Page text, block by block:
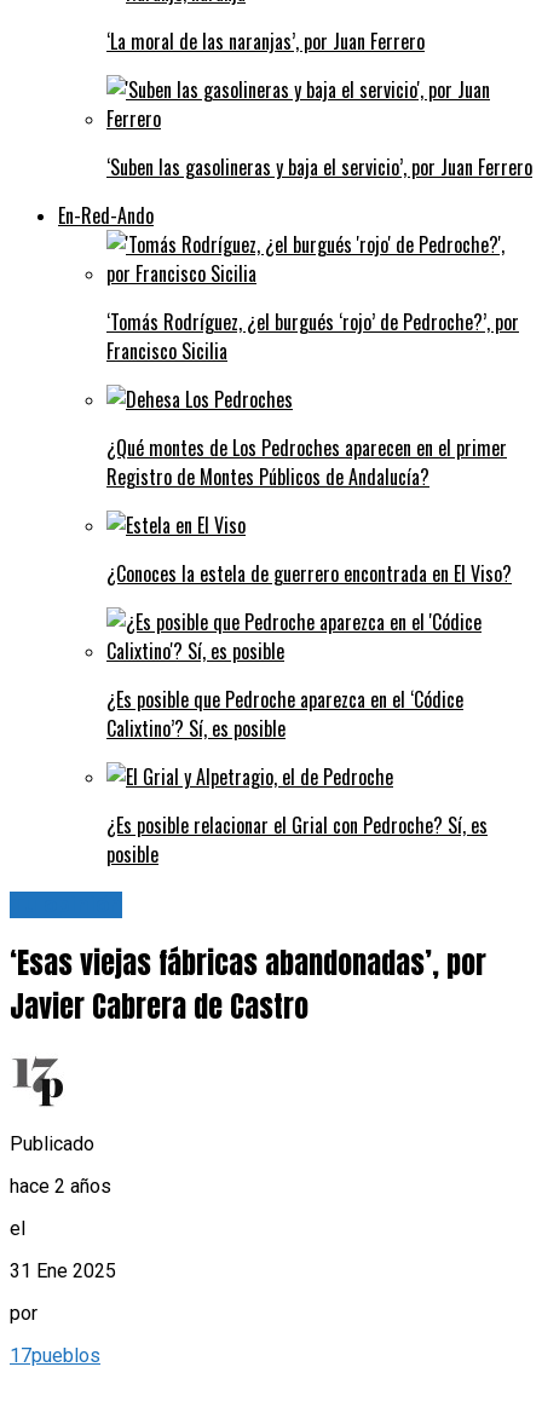
‘La moral de las naranjas’, por Juan Ferrero
‘Suben las gasolineras y baja el servicio’, por Juan Ferrero
En-Red-Ando
‘Tomás Rodríguez, ¿el burgués ‘rojo’ de Pedroche?’, por
Francisco Sicilia
¿Qué montes de Los Pedroches aparecen en el primer
Registro de Montes Públicos de Andalucía?
¿Conoces la estela de guerrero encontrada en El Viso?
¿Es posible que Pedroche aparezca en el ‘Códice
Calixtino’? Sí, es posible
¿Es posible relacionar el Grial con Pedroche? Sí, es
posible
‘Esas viejas fábricas abandonadas’, por
Javier Cabrera de Castro
Publicado
hace 2 años
el
31 Ene 2025
por
17pueblos